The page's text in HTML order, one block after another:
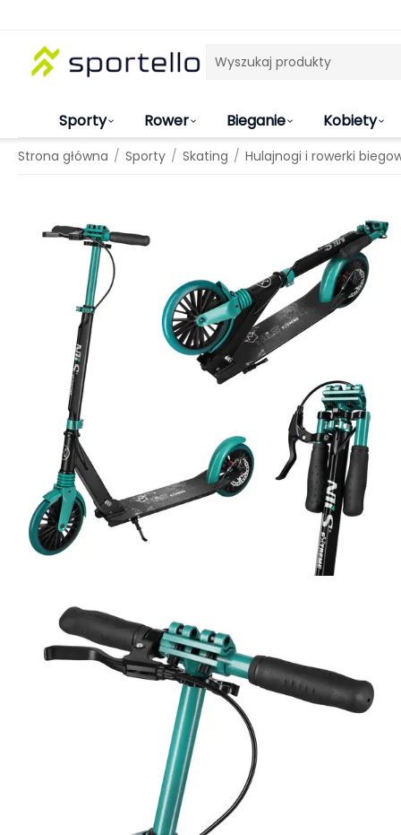
Sporty Rower Bieganie Kobiety
Strona główna / Sporty / Skating / Hulajnogi i rowerki